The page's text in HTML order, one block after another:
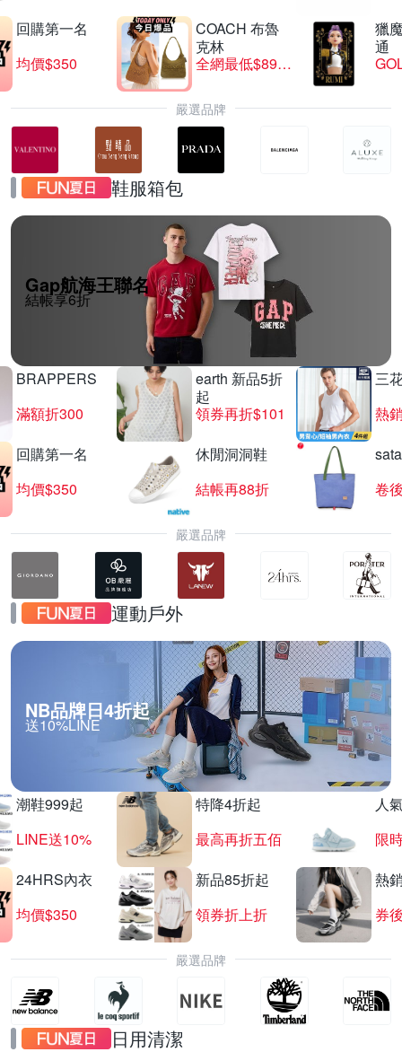
TISSOT 天梭表結帳8折
滿1件享8折
回購第一名
均價$350
COACH 布魯
克林
全網最低$8999
獵
通
嚴選品牌
鞋服箱包
Gap航海王聯名
結帳享6折
BRAPPERS
滿額折300
earth 新品5折
起
領券再折$101
三
熱
回購第一名
均價$350
休閒洞洞鞋
結帳再88折
卷
嚴選品牌
運動戶外
NB品牌日4折起
送10%LINE
潮鞋999起
LINE送10%
特降4折起
最高再折五佰
人
限
24HRS內衣
均價$350
新品85折起
領券折上折
熱
券
嚴選品牌
日用清潔